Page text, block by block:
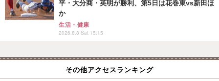
平・大分商・英明が勝利、第5日は花巻東vs新田ほ
か
生活・健康
2026.8.8 Sat 15:15
その他アクセスランキング